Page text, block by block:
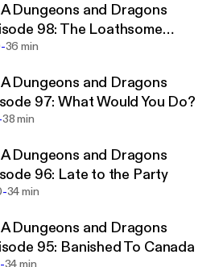
Dungeons and Dragons
98: The Loathsome
-36 min
Dungeons and Dragons
97: What Would You Do?
38 min
Dungeons and Dragons
96: Late to the Party
-34 min
Dungeons and Dragons
95: Banished To Canada
34 min